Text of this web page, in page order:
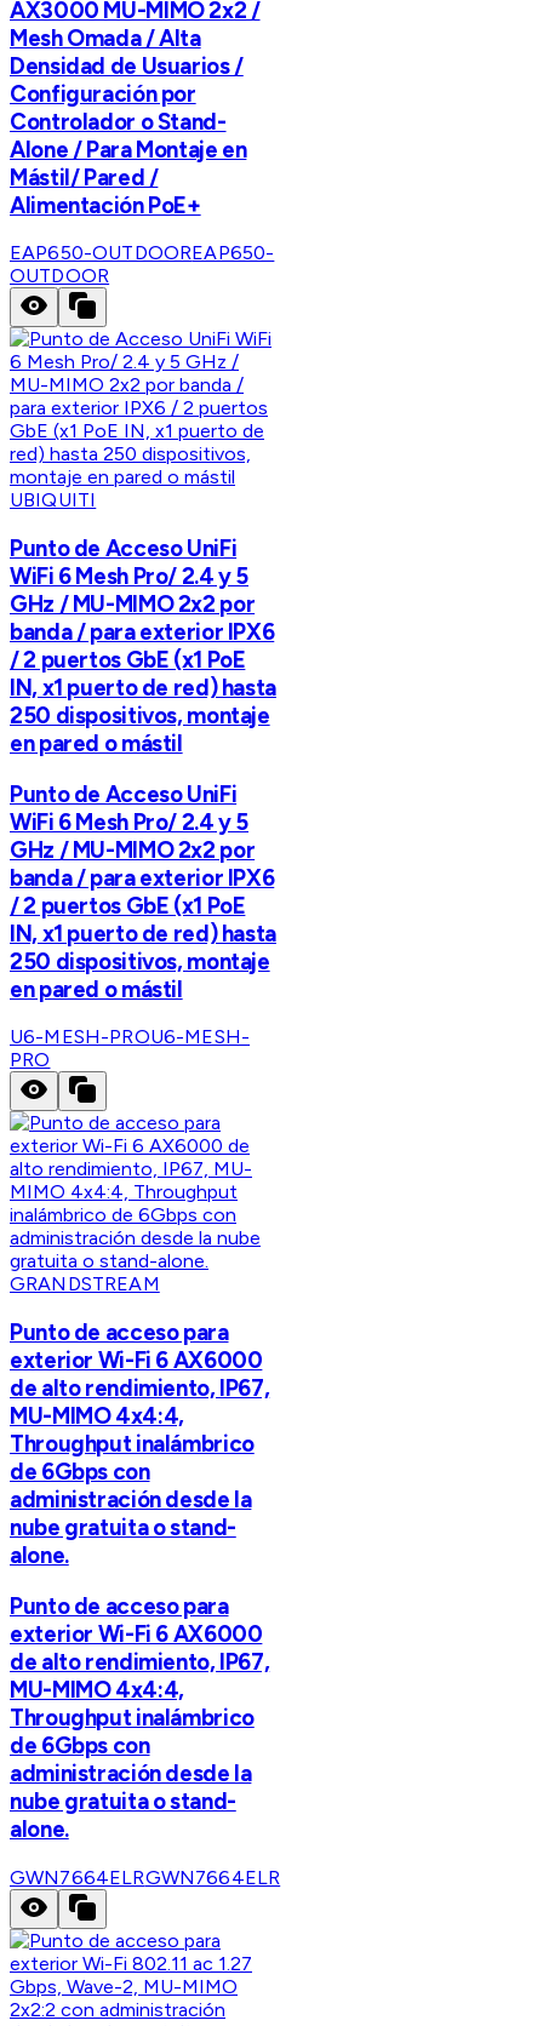
AX3000 MU-MIMO 2x2 /
Mesh Omada / Alta
Densidad de Usuarios /
Configuración por
Controlador o Stand-
Alone / Para Montaje en
Mástil/ Pared /
Alimentación PoE+
EAP650-OUTDOOREAP650-
OUTDOOR
UBIQUITI
Punto de Acceso UniFi
WiFi 6 Mesh Pro/ 2.4 y 5
GHz / MU-MIMO 2x2 por
banda / para exterior IPX6
/ 2 puertos GbE (x1 PoE
IN, x1 puerto de red) hasta
250 dispositivos, montaje
en pared o mástil
Punto de Acceso UniFi
WiFi 6 Mesh Pro/ 2.4 y 5
GHz / MU-MIMO 2x2 por
banda / para exterior IPX6
/ 2 puertos GbE (x1 PoE
IN, x1 puerto de red) hasta
250 dispositivos, montaje
en pared o mástil
U6-MESH-PROU6-MESH-
PRO
GRANDSTREAM
Punto de acceso para
exterior Wi-Fi 6 AX6000
de alto rendimiento, IP67,
MU-MIMO 4x4:4,
Throughput inalámbrico
de 6Gbps con
administración desde la
nube gratuita o stand-
alone.
Punto de acceso para
exterior Wi-Fi 6 AX6000
de alto rendimiento, IP67,
MU-MIMO 4x4:4,
Throughput inalámbrico
de 6Gbps con
administración desde la
nube gratuita o stand-
alone.
GWN7664ELRGWN7664ELR